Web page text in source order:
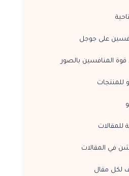
على جوجل
المنافسين بالصور
للمنتجات
للمقالات
في المقالات
لكل مقال